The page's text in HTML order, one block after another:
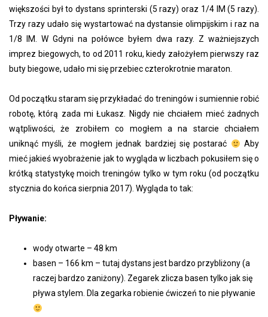
większości był to dystans sprinterski (5 razy) oraz 1/4 IM (5 razy).
Trzy razy udało się wystartować na dystansie olimpijskim i raz na
1/8 IM. W Gdyni na połówce byłem dwa razy. Z ważniejszych
imprez biegowych, to od 2011 roku, kiedy założyłem pierwszy raz
buty biegowe, udało mi się przebiec czterokrotnie maraton.
Od początku staram się przykładać do treningów i sumiennie robić
robotę, którą zada mi Łukasz. Nigdy nie chciałem mieć żadnych
wątpliwości, że zrobiłem co mogłem a na starcie chciałem
uniknąć myśli, że mogłem jednak bardziej się postarać
Aby
mieć jakieś wyobrażenie jak to wygląda w liczbach pokusiłem się o
krótką statystykę moich treningów tylko w tym roku (od początku
stycznia do końca sierpnia 2017). Wygląda to tak:
Pływanie:
wody otwarte – 48 km
basen – 166 km – tutaj dystans jest bardzo przybliżony (a
raczej bardzo zaniżony). Zegarek zlicza basen tylko jak się
pływa stylem. Dla zegarka robienie ćwiczeń to nie pływanie